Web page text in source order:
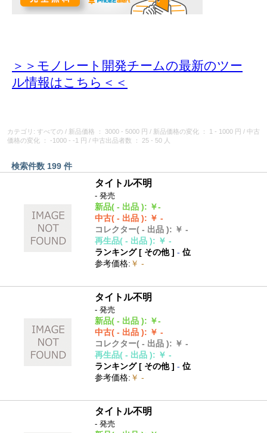
＞＞モノレート開発チームの最新のツー
ル情報はこちら＜＜
カテゴリ: すべての / 新品価格 ： 3000 - 5000 円 / 新品価格の変化 ： 1 - 1000 円 / 中古
価格の変化
： -1000 - -1 円 / 中古出品者数 ： 25 - 50 人
検索件数 199 件
タイトル不明
- 発売
新品( - 出品 ): ￥-
中古( - 出品 ): ￥ -
コレクター( - 出品 ): ￥ -
再生品( - 出品 ): ￥ -
ランキング [ その他]- 位
参考価格: ￥ -
タイトル不明
- 発売
新品( - 出品 ): ￥-
中古( - 出品 ): ￥ -
コレクター( - 出品 ): ￥ -
再生品( - 出品 ): ￥ -
ランキング [ その他]- 位
参考価格: ￥ -
タイトル不明
- 発売